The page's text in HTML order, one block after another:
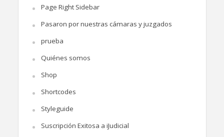
Page Right Sidebar
Pasaron por nuestras cámaras y juzgados
prueba
Quiénes somos
Shop
Shortcodes
Styleguide
Suscripción Exitosa a iJudicial